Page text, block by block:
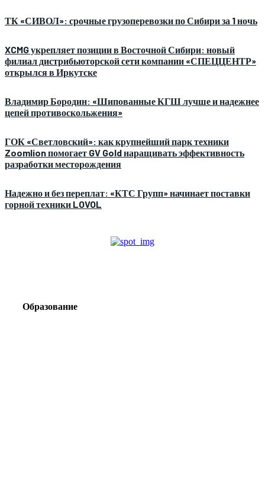
ТК «СИВОЛ»: срочные грузоперевозки по Сибири за 1 ночь
XCMG укрепляет позиции в Восточной Сибири: новый
филиал дистрибьюторской сети компании «СПЕЦЦЕНТР»
открылся в Иркутске
Владимир Бородин: «Шипованные КГШ лучше и надежнее
цепей противоскольжения»
ГОК «Светловский»: как крупнейший парк техники
Zoomlion помогает GV Gold наращивать эффективность
разработки месторождения
Надежно и без переплат: «КТС Групп» начинает поставки
горной техники LOVOL
Образование